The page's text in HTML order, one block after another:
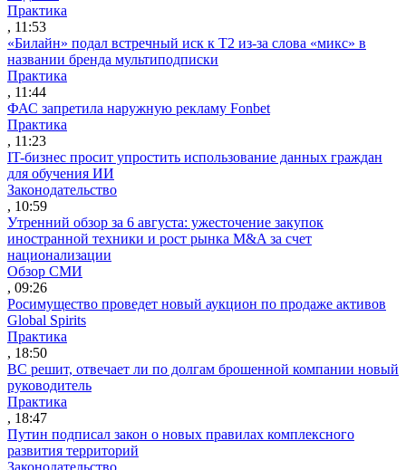
Практика
, 11:53
«Билайн» подал встречный иск к Т2 из-за слова «микс» в
названии бренда мультиподписки
Практика
, 11:44
ФАС запретила наружную рекламу Fonbet
Практика
, 11:23
IT-бизнес просит упростить использование данных граждан
для обучения ИИ
Законодательство
, 10:59
Утренний обзор за 6 августа: ужесточение закупок
иностранной техники и рост рынка M&A за счет
национализации
Обзор СМИ
, 09:26
Росимущество проведет новый аукцион по продаже активов
Global Spirits
Практика
, 18:50
ВС решит, отвечает ли по долгам брошенной компании новый
руководитель
Практика
, 18:47
Путин подписал закон о новых правилах комплексного
развития территорий
Законодательство